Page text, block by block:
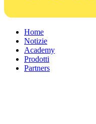
Home
Notizie
Academy
Prodotti
Partners